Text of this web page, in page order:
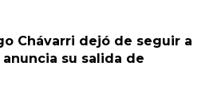
Chávarri dejó de seguir a
su salida de